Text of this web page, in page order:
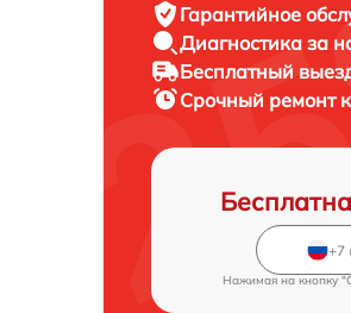
Гарантийное
Диагностика за
Бесплатный
Срочный ремонт
Нажимая на кнопку